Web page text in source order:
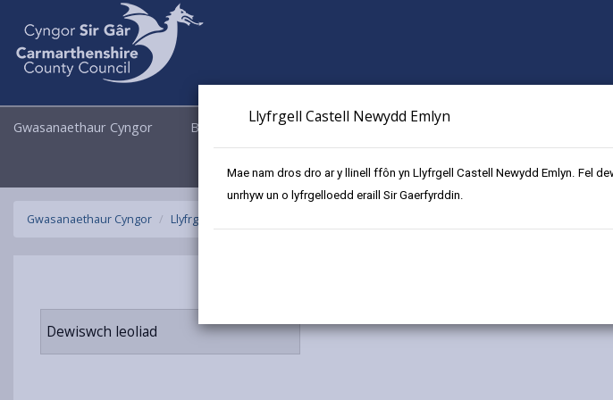
Llyfrgell Castell Newydd Emlyn
Mae nam dros dro ar y llinell ffôn yn Llyfrgell Castell Newydd Emlyn. Fel
unrhyw un o lyfrgelloedd eraill Sir Gaerfyrddin.
Gwasanaethaur Cyngor Busnes Cyngor a Democratiaeth
Fy Nghyfrifon
Gwasanaethaur Cyngor Llyfrgelloedd ac Archifau
Dewiswch leoliad